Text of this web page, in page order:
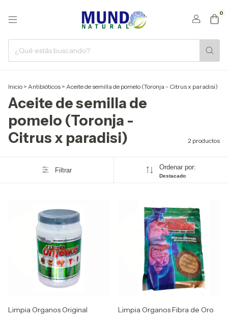
0
Inicio > Antibióticos > Aceite de semilla de pomelo (Toronja - Citrus x paradisi)
Aceite de semilla de
pomelo (Toronja -
Citrus x paradisi)
2 productos
Filtrar Ordenar por:
Destacado
Limpia Organos Original Limpia Organos Fibra de Oro